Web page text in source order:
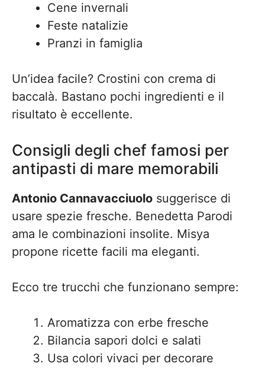
Cene invernali
Feste natalizie
Pranzi in famiglia
Un’idea facile? Crostini con crema di
baccalà. Bastano pochi ingredienti e il
risultato è eccellente.
Consigli degli chef famosi per
antipasti di mare memorabili
Antonio Cannavacciuolo suggerisce di
usare spezie fresche. Benedetta Parodi
ama le combinazioni insolite. Misya
propone ricette facili ma eleganti.
Ecco tre trucchi che funzionano sempre:
Aromatizza con erbe fresche
Bilancia sapori dolci e salati
Usa colori vivaci per decorare